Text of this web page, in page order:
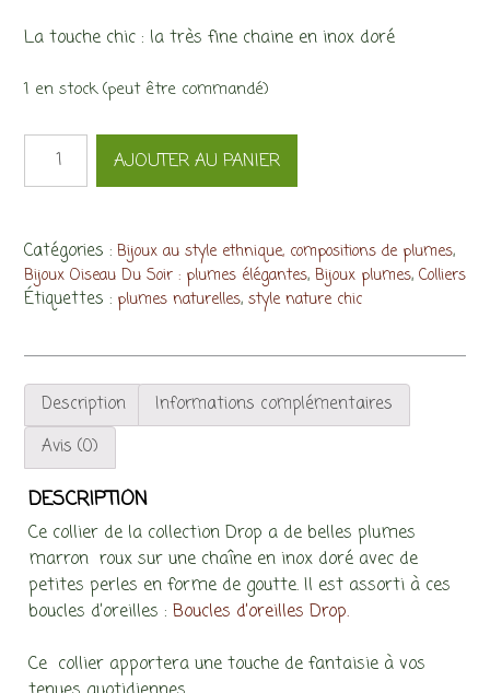
La touche chic : la très fine chaine en inox doré
1 en stock (peut être commandé)
quantité
plumes
marron
roux,
doré
AJOUTER AU PANIER
Catégories : Bijoux au style ethnique, compositions de plumes,
Bijoux Oiseau Du Soir : plumes élégantes, Bijoux plumes, Colliers
Étiquettes : plumes naturelles, style nature chic
Description
Informations complémentaires
Avis (0)
DESCRIPTION
Ce collier de la collection Drop a de belles plumes
marron roux sur une chaîne en inox doré avec de
petites perles en forme de goutte. Il est assorti à ces
boucles d’oreilles :Boucles d’oreilles Drop.
Ce collier apportera une touche de fantaisie à vos